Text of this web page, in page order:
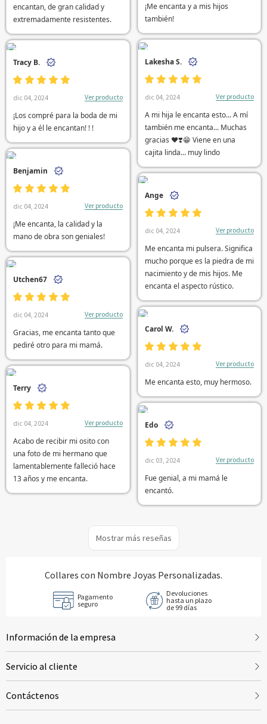
encantan, de gran calidad y
extremadamente resistentes.
¡Me encanta y a mis hijos
también!
Lakesha S.
dic 04, 2024 Ver producto
A mi hija le encanta esto... A mí
también me encanta... Muchas
gracias ❤️❣️😁 Viene en una
cajita linda... muy lindo
Tracy B.
dic 04, 2024 Ver producto
¡Los compré para la boda de mi
hijo y a él le encantan! ! !
Benjamin
dic 04, 2024 Ver producto
¡Me encanta, la calidad y la
mano de obra son geniales!
Ange
dic 04, 2024 Ver producto
Me encanta mi pulsera. Significa
mucho porque es la piedra de mi
nacimiento y de mis hijos. Me
encanta el aspecto rústico.
Utchen67
dic 04, 2024 Ver producto
Gracias, me encanta tanto que
pediré otro para mi mamá.
Carol W.
dic 04, 2024 Ver producto
Me encanta esto, muy hermoso.
Terry
dic 04, 2024 Ver producto
Acabo de recibir mi osito con
una foto de mi hermano que
lamentablemente falleció hace
13 años y me encanta.
Edo
dic 03, 2024 Ver producto
Fue genial, a mi mamá le
encantó.
Mostrar más reseñas
Collares con Nombre Joyas Personalizadas.
Pagamento
seguro
Devoluciones
hasta un plazo
de 99 días
Información de la empresa
Servicio al cliente
Contáctenos